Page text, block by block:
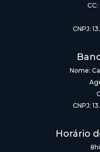
CNPJ:
Nome:
CNPJ:
Horário